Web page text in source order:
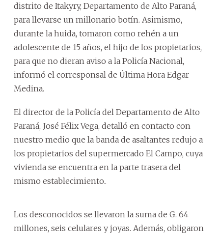
distrito de Itakyry, Departamento de Alto Paraná,
para llevarse un millonario botín. Asimismo,
durante la huida, tomaron como rehén a un
adolescente de 15 años, el hijo de los propietarios,
para que no dieran aviso a la Policía Nacional,
informó el corresponsal de Última Hora Edgar
Medina.
El director de la Policía del Departamento de Alto
Paraná, José Félix Vega, detalló en contacto con
nuestro medio que la banda de asaltantes redujo a
los propietarios del supermercado El Campo, cuya
vivienda se encuentra en la parte trasera del
mismo establecimiento..
Los desconocidos se llevaron la suma de G. 64
millones, seis celulares y joyas. Además, obligaron